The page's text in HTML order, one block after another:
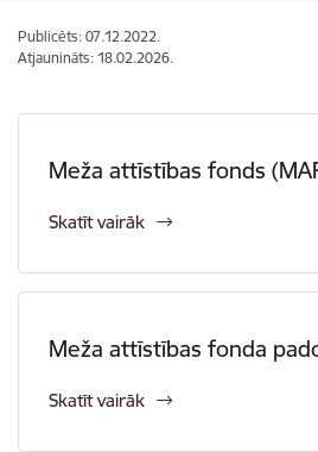
Publicēts: 07.12.2022.
Atjaunināts: 18.02.2026.
Meža attīstības fonds
Skatīt vairāk
Meža attīstības fonda
Skatīt vairāk